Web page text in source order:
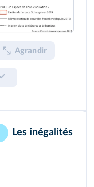
Agrandir
Les inégalités